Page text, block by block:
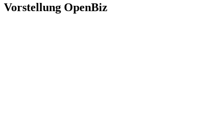
Vorstellung OpenBiz